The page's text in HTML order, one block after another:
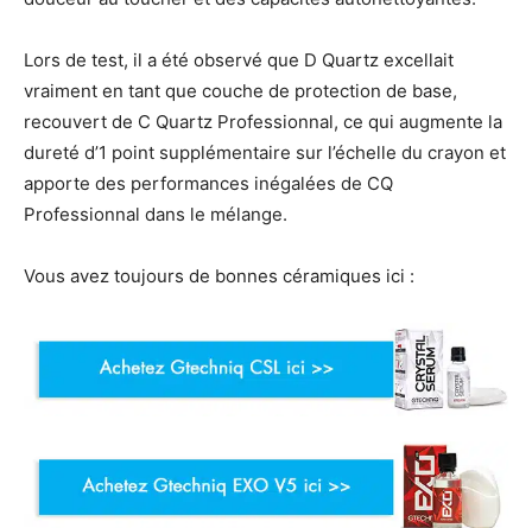
Lors de test, il a été observé que D Quartz excellait
vraiment en tant que couche de protection de base,
recouvert de C Quartz Professionnal, ce qui augmente la
dureté d’1 point supplémentaire sur l’échelle du crayon et
apporte des performances inégalées de CQ
Professionnal dans le mélange.
Vous avez toujours de bonnes céramiques ici :